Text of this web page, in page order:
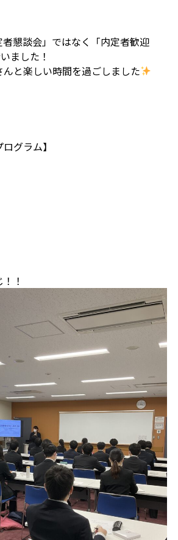
懇談会」ではなく「内定者歓迎
ました！
と楽しい時間を過ごしました
グラム】
！